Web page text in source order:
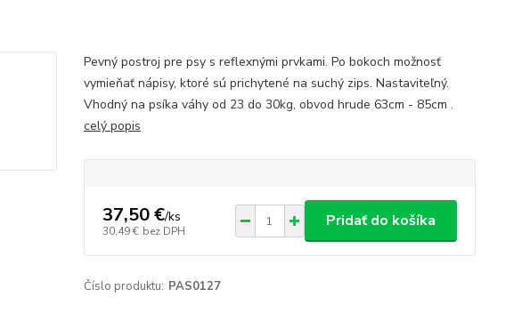
Pevný postroj pre psy s reflexnými prvkami. Po bokoch možnosť
vymieňať nápisy, ktoré sú prichytené na suchý zips. Nastaviteľný.
Vhodný na psíka váhy od 23 do 30kg, obvod hrude 63cm - 85cm .
celý popis
37,50 €/ks
30,49 € bez DPH
Pridať do košíka
Číslo produktu: PAS0127